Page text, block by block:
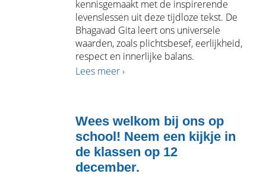
kennisgemaakt met de inspirerende
levenslessen uit deze tijdloze tekst. De
Bhagavad Gita leert ons universele
waarden, zoals plichtsbesef, eerlijkheid,
respect en innerlijke balans.
Lees meer ›
Wees welkom bij ons op
school! Neem een kijkje in
de klassen op 12
december.